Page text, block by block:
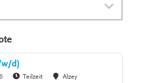
w/d)
Teilzeit
Alzey